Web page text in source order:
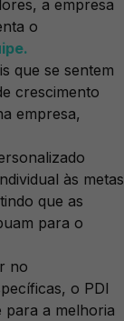
a empresa
o
que se sentem
crescimento
empresa,
às metas
que as
para o
no
o PDI
para a melhoria